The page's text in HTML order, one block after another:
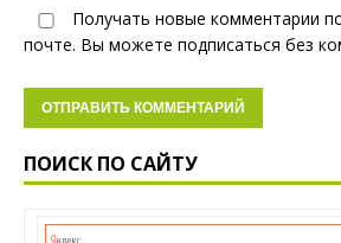
Получать новые комментарии
почте. Вы можете подписаться без
ПОИСК ПО САЙТУ